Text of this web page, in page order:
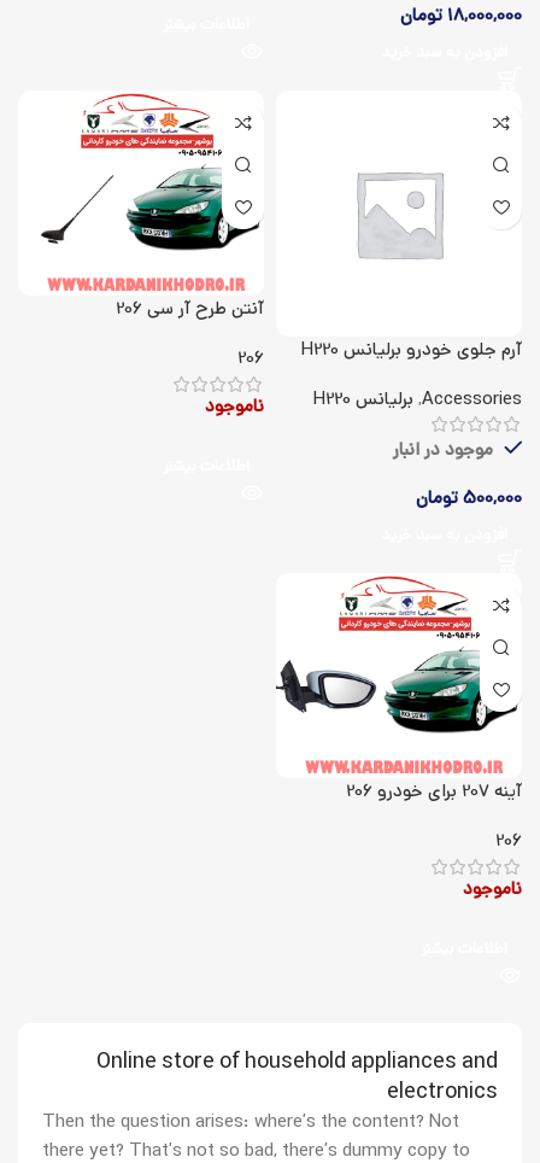
18,000,000 تومان
آرم جلوی خودرو برلیانس H220
Accessories
, برلیانس H220
موجود در انبار
500,000تومان
آنتن طرح آر سی 206
206
ناموجود
آینه 207 برای خودرو 206
206
ناموجود
Online store of household appliances and
electronics
Then the question arises: where’s the content? Not
there yet? That’s not so bad, there’s dummy copy to